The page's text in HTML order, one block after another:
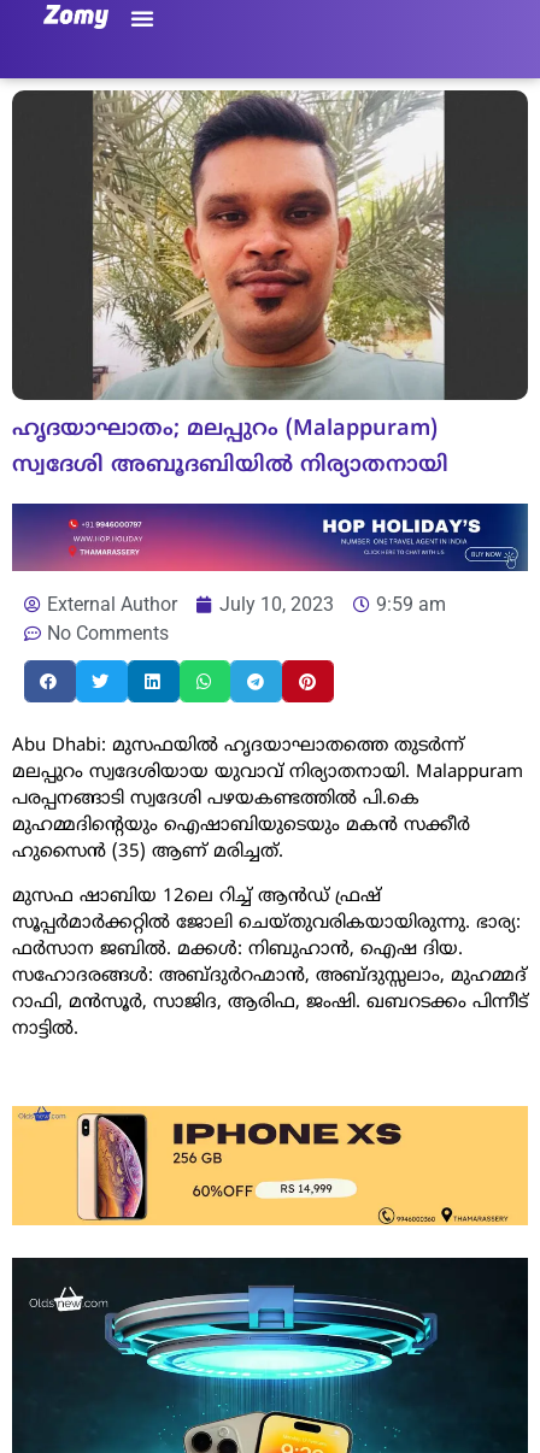
ഹൃദയാഘാതം; മലപ്പുറം (Malappuram)
സ്വദേശി അബൂദബിയിൽ നിര്യാതനായി
External Author July 10, 2023
9:59 am
No Comments
Abu Dhabi: മുസഫയിൽ ഹൃദയാഘാതത്തെ തുടർന്ന്
മലപ്പുറം സ്വദേശിയായ യുവാവ് നിര്യാതനായി. Malappuram
പരപ്പനങ്ങാടി സ്വദേശി പഴയകണ്ടത്തിൽ പി.കെ
മുഹമ്മദിന്റെയും ഐഷാബിയുടെയും മകൻ സക്കീർ
ഹുസൈൻ (35) ആണ് മരിച്ചത്.
മുസഫ ഷാബിയ 12ലെ റിച്ച് ആൻഡ് ഫ്രഷ്
സൂപ്പർമാർക്കറ്റിൽ ജോലി ചെയ്തുവരികയായിരുന്നു. ഭാര്യ:
ഫർസാന ജബിൽ. മക്കൾ: നിബുഹാൻ, ഐഷ ദിയ.
സഹോദരങ്ങൾ: അബ്ദുർറഹ്മാൻ, അബ്ദുസ്സലാം, മുഹമ്മദ്
റാഫി, മൻസൂർ, സാജിദ, ആരിഫ, ജംഷി. ഖബറടക്കം പിന്നീട്
നാട്ടിൽ.